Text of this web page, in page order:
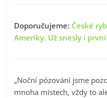
Doporučujeme: České
Ameriky. Už snesly i
„Noční pózování jsme
mnoha místech, vždy to